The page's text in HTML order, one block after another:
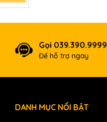
Gọi 039.390.9999
Để hỗ trợ ngay
DANH MỤC NỔI BẬT